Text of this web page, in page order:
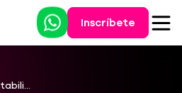
Inscríbete
Contabilidad